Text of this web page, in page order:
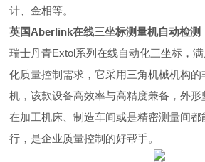
计、金相等。
英国Aberlink在线三坐标测量机自动检测
瑞士丹青Extol系列在线自动化三坐标，
化质量控制需求，它采用三角机械机构
机，该款设备高效率与高精度兼备，外形
在加工机床、制造车间或是精密测量间都
行，是企业质量控制的好帮手。